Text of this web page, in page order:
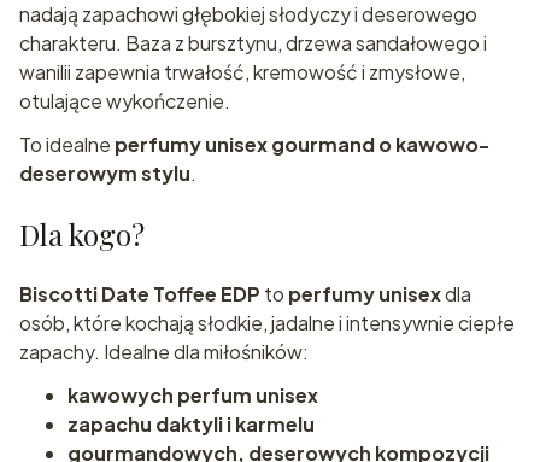
nadają zapachowi głębokiej słodyczy i deserowego
charakteru. Baza z bursztynu, drzewa sandałowego i
wanilii zapewnia trwałość, kremowość i zmysłowe,
otulające wykończenie.
To idealne perfumy unisex gourmand o kawowo-
deserowym stylu.
Dla kogo?
Biscotti Date Toffee EDP to perfumy unisexdla
osób, które kochają słodkie, jadalne i intensywnie ciepłe
zapachy. Idealne dla miłośników:
kawowych perfum unisex
zapachu daktyli i karmelu
gourmandowych, deserowych kompozycji